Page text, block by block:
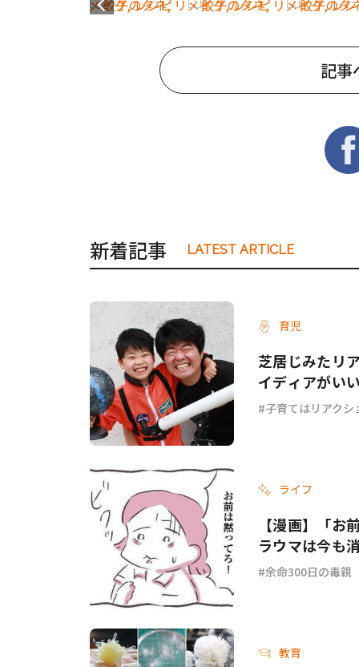
記事
新着記事 LATEST ARTICLE
育児
芝居じみたリ
イディアがい
子育てはリアクシ
ライフ
【漫画】「
ラウマは今も
余命300日の毒親
教育